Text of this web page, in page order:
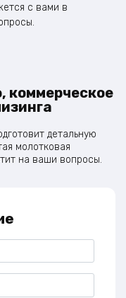
с вами в
коммерческое
детальную
молотковая
на ваши вопросы.